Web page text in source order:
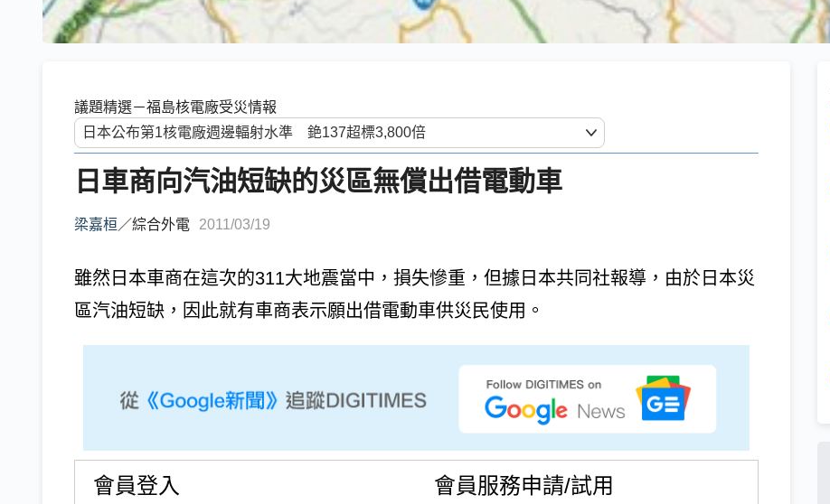
議題精選－福島核電廠受災情報
日車商向汽油短缺的災區無償出借電動車
梁嘉桓 ／綜合外電 2011/03/19
雖然日本車商在這次的311大地震當中，損失慘重，但據日本共同社報導，由於日本災
區汽油短缺，因此就有車商表示願出借電動車供災民使用。
會員登入 會員服務申請/試用